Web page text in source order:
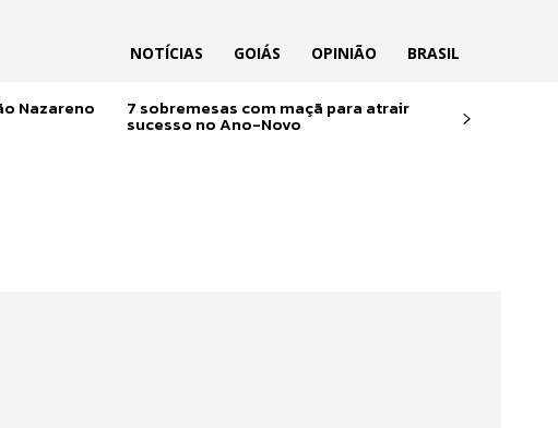
NOTÍCIAS GOIÁS OPINIÃO BRASIL
Nazareno 7 sobremesas com maçã para atrair
sucesso no Ano-Novo